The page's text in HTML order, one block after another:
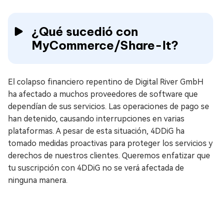
¿Qué sucedió con
MyCommerce/Share-It?
El colapso financiero repentino de Digital River GmbH
ha afectado a muchos proveedores de software que
dependían de sus servicios. Las operaciones de pago se
han detenido, causando interrupciones en varias
plataformas. A pesar de esta situación, 4DDiG ha
tomado medidas proactivas para proteger los servicios y
derechos de nuestros clientes. Queremos enfatizar que
tu suscripción con 4DDiG no se verá afectada de
ninguna manera.